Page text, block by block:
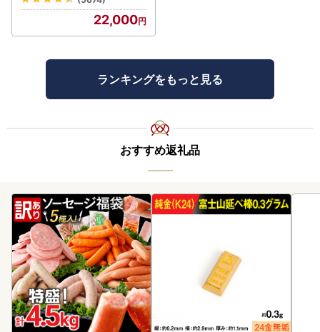
22,000
ランキングをもっと見る
おすすめ返礼品